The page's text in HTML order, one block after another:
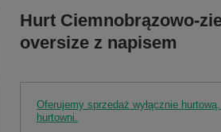
Hurt Ciemnobrązowo-
oversize z napisem
Oferujemy sprzedaż wyłącznie
hurtowni.